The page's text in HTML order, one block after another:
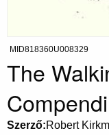
MID818360U008329
The
Szerző Robert